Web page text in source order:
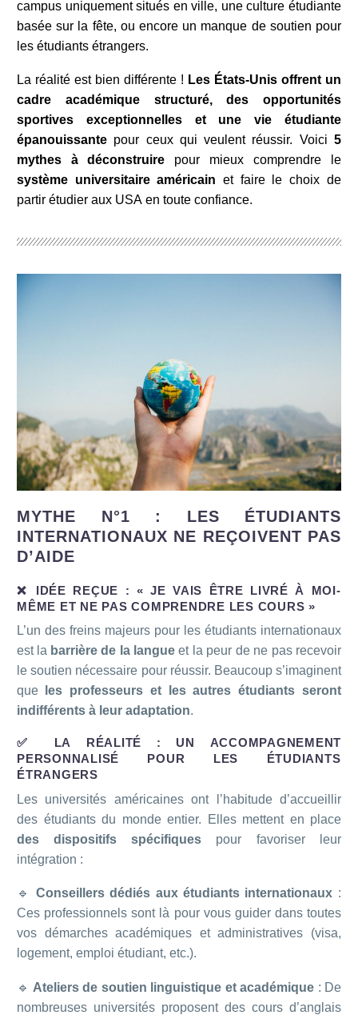
campus uniquement situés en ville, une culture étudiante
basée sur la fête, ou encore un manque de soutien pour
les étudiants étrangers.
La réalité est bien différente ! Les États-Unis offrent un
cadre académique structuré, des opportunités
sportives exceptionnelles et une vie étudiante
épanouissante pour ceux qui veulent réussir. Voici 5
mythes à déconstruire pour mieux comprendre le
système universitaire américain et faire le choix de
partir étudier aux USA en toute confiance.
MYTHE N°1 : LES ÉTUDIANTS
INTERNATIONAUX NE REÇOIVENT PAS
D’AIDE
❌ IDÉE REÇUE : « JE VAIS ÊTRE LIVRÉ À MOI-
MÊME ET NE PAS COMPRENDRE LES COURS »
L’un des freins majeurs pour les étudiants internationaux
est la barrière de la langue et la peur de ne pas recevoir
le soutien nécessaire pour réussir. Beaucoup s’imaginent
que
les professeurs et les autres étudiants seront
indifférents à leur adaptation.
✅ LA RÉALITÉ : UN ACCOMPAGNEMENT
PERSONNALISÉ POUR LES ÉTUDIANTS
ÉTRANGERS
Les universités américaines ont l’habitude d’accueillir
des étudiants du monde entier. Elles mettent en place
des dispositifs spécifiques pour favoriser leur
intégration :
🔹 Conseillers dédiés aux étudiants internationaux :
Ces professionnels sont là pour vous guider dans toutes
vos démarches académiques et administratives (visa,
logement, emploi étudiant, etc.).
🔹 Ateliers de soutien linguistique et académique : De
nombreuses universités proposent des cours d’anglais